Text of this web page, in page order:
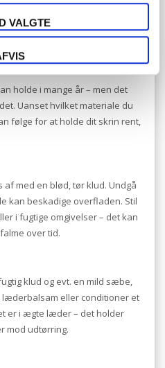
VALGTE
– sådan holder dit
år
holde i mange år – men det
Uanset hvilket materiale du
følge for at holde dit skrin rent,
med en blød, tør klud. Undgå
kan beskadige overfladen. Stil
i fugtige omgivelser – det kan
over tid.
klud og evt. en mild sæbe,
læderbalsam eller conditioner et
er i ægte læder – det holder
mod udtørring.